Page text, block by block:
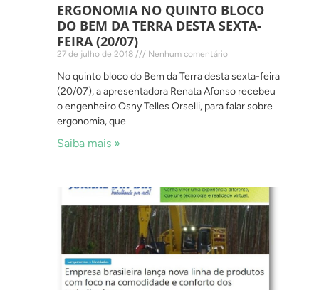
ERGONOMIA NO QUINTO BLOCO
DO BEM DA TERRA DESTA SEXTA-
FEIRA (20/07)
27 de julho de 2018 Nenhum comentário
No quinto bloco do Bem da Terra desta sexta-feira
(20/07), a apresentadora Renata Afonso recebeu
o engenheiro Osny Telles Orselli, para falar sobre
ergonomia, que
Saiba mais »